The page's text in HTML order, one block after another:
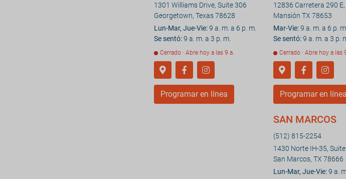
1301 Williams Drive, Suite 306
Georgetown, Texas 78628
Lun-Mar, Jue-Vie:9 a. m. a 6 p. m.
Se sentó:9 a. m. a 3 p. m.
Cerrado · Abre hoy a las 9 a.
Programar en línea
12836 Carretera 290
Mansión TX 78653
Mar-Vie:9 a. m. a 6 p. m.
Se sentó:9 a. m. a 3 p.
Cerrado · Abre hoy a las
Programar en línea
SAN MARCOS
(512) 815-2254
1430 Norte IH-35,
San Marcos, TX 78666
Lun-Mar, Jue-Vie:9 a.